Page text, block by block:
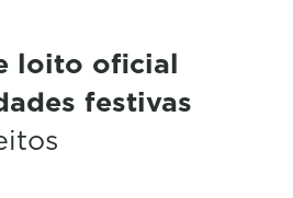
loito oficial
festivas